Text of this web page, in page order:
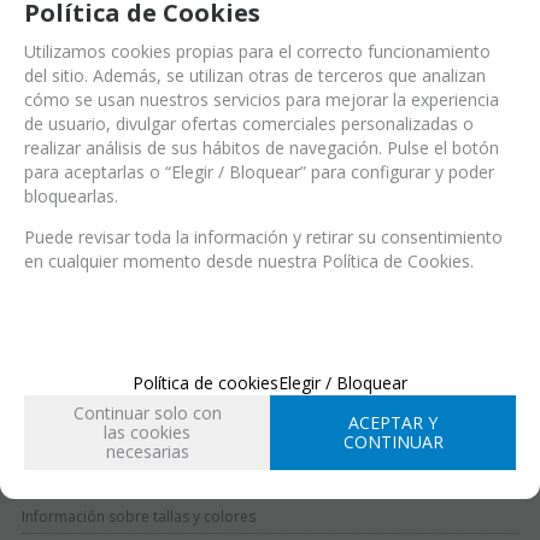
Ref.:SEN00233445CK38 (Ref.)
SEN00233445CK38 (EAN-13)
Modelo Ajax BLACK 38
39
Información sobre tallas y colores
Política de Cookies
Utilizamos cookies propias para el correcto funcionamiento
del sitio. Además, se utilizan otras de terceros que analizan
cómo se usan nuestros servicios para mejorar la experiencia
de usuario, divulgar ofertas comerciales personalizadas o
realizar análisis de sus hábitos de navegación. Pulse el botón
para aceptarlas o “Elegir / Bloquear” para configurar y poder
bloquearlas.
Puede revisar toda la información y retirar su consentimiento
en cualquier momento desde nuestra Política de Cookies.
Política de cookiesElegir / Bloquear
Continuar solo con
las cookies
necesarias
ACEPTAR Y
CONTINUAR